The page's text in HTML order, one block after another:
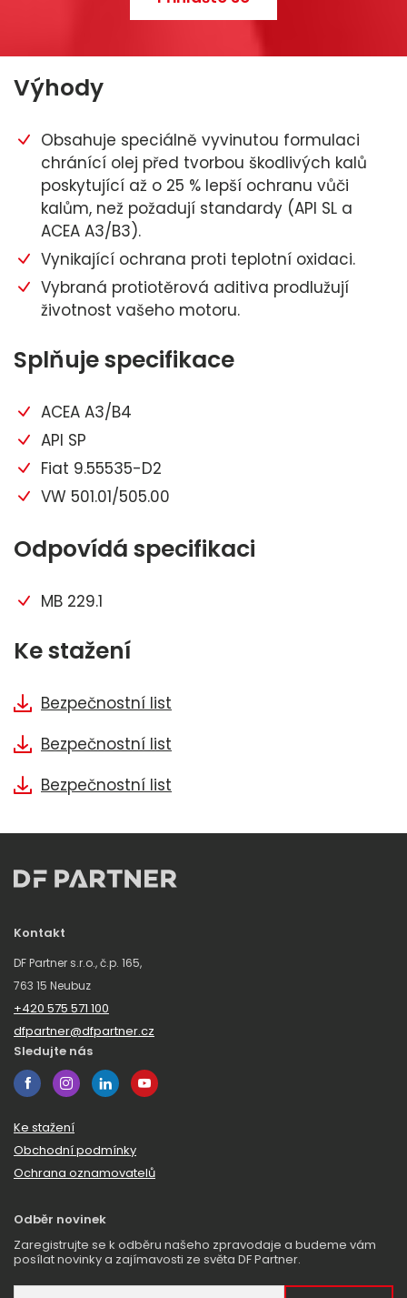
Výhody
Obsahuje speciálně vyvinutou formulaci
chránící olej před tvorbou škodlivých kalů
poskytující až o 25 % lepší ochranu vůči
kalům, než požadují standardy (API SL a
ACEA A3/B3).
Vynikající ochrana proti teplotní oxidaci.
Vybraná protiotěrová aditiva prodlužují
životnost vašeho motoru.
Splňuje specifikace
ACEA A3/B4
API SP
Fiat 9.55535-D2
VW 501.01/505.00
Odpovídá specifikaci
MB 229.1
Ke stažení
Bezpečnostní list
Bezpečnostní list
Bezpečnostní list
Kontakt
DF Partner s.r.o., č.p. 165,
763 15 Neubuz
+420 575 571 100
dfpartner@dfpartner.cz
Sledujte nás
Ke stažení
Obchodní podmínky
Ochrana oznamovatelů
Odběr novinek
Zaregistrujte se k odběru našeho zpravodaje a budeme vám
posílat novinky a zajímavosti ze světa DF Partner.